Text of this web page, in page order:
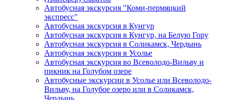
Автобусная экскурсия "Коми-пермяцкий
экспресс"
Автобусная экскурсия в Кунгур
Автобусная экскурсия в Кунгур, на Белую Гору
Автобусная экскурсия в Соликамск, Чердынь
Автобусная экскурсия в Усолье
Автобусная экскурсия во Всеволодо-Вильву и
пикник на Голубом озере
Автобусные экскурсии в Усолье или Всеволодо-
Вильву, на Голубое озеро или в Соликамск,
Чердынь